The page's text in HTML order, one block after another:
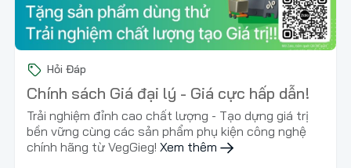
Hỏi Đáp
Chính sách Giá đại lý - Giá cực hấp dẫn!
Trải nghiệm đỉnh cao chất lượng - Tạo dựng giá trị
bền vững cùng các sản phẩm phụ kiện công nghệ
chính hãng từ VegGieg! Xem thêm